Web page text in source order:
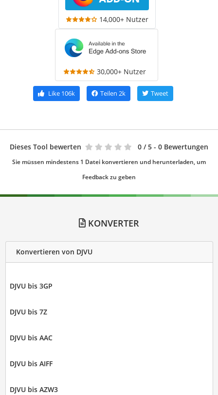
14,000+ Nutzer
30,000+ Nutzer
Like 106k Teilen 2k Tweet
Dieses Tool bewerten 0 / 5 - 0 Bewertungen
Sie müssen mindestens 1 Datei konvertieren und herunterladen, um
Feedback zu geben
KONVERTER
Konvertieren von DJVU
DJVU bis 3GP
DJVU bis 7Z
DJVU bis AAC
DJVU bis AIFF
DJVU bis AZW3